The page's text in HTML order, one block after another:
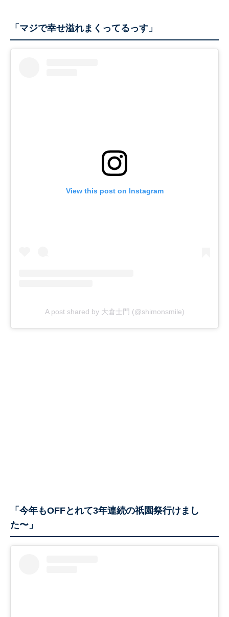
「マジで幸せ溢れまくってるっす」
View this post on Instagram
A post shared by 大倉士門 (@shimonsmile)
「今年もOFFとれて3年連続の祇園祭行けまし
た〜」